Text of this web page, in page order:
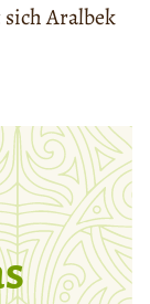
Aralbek